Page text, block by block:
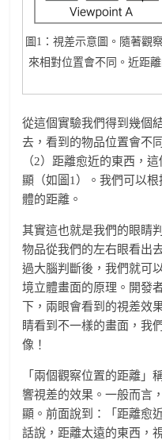
圖1：視差示意圖。隨著觀
來相對位置會不同。近距
從這個實驗我們得到幾個
去，看到的物品位置會不
（2）距離愈近的東西，
顯（如圖1）。我們可以
體的距離。
其實這也就是我們的眼睛
物品從我們的左右眼看出
過大腦判斷後，我們就可
境立體畫面的原理。開發
下，兩眼會看到的視差效
睛看到不一樣的畫面，我
像！
「兩個觀察位置的距離」
響視差的效果。一般而言
顯。前面說到：「距離愈
話說，距離太遠的東西，